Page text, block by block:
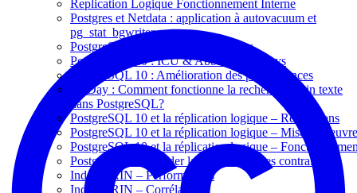
Replication Logique Fonctionnement Interne
Postgres et Netdata : application à autovacuum et
pg_stat_bgwriter
PostgreSQL - JSONB et Statistiques
PostgreSQL 10 : ICU & Abbreviated Keys
PostgreSQL 10 : Amélioration des performances
PGDay : Comment fonctionne la recherche plein texte
dans PostgreSQL?
PostgreSQL 10 et la réplication logique – Restrictions
PostgreSQL 10 et la réplication logique – Mise en oeuvre
PostgreSQL 10 et la réplication logique –
PostgreSQL : Retarder la vérification des contraintes
Index BRIN – Performances
Index BRIN – Corrélation